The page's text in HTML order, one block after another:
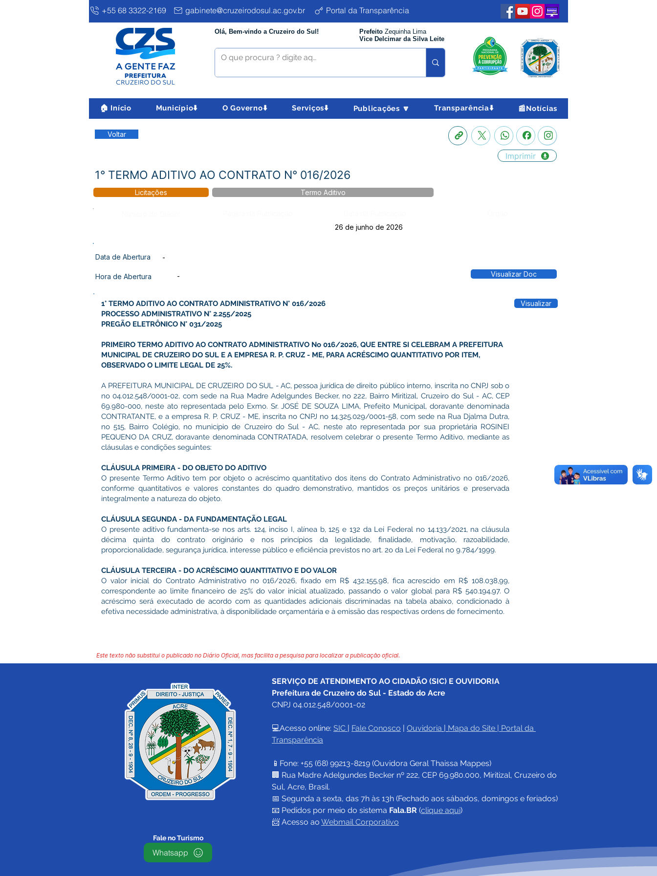
+55 68 3322-2169 gabinete@cruzeirodosul.ac.gov.br Portal da Transparência
Olá, Bem-vindo a Cruzeiro do Sul! Prefeito Zequinha Lima
Vice Delcimar da Silva Leite
🏠 Início Município⬇️ O Governo⬇️ Serviços⬇️ Publicações 🔽 Transparência⬇️ 📰Notícias
Voltar
Imprimir
1° TERMO ADITIVO AO CONTRATO N° 016/2026
Licitações Termo Aditivo
26 de junho de 2026
Data de Abertura -
Hora de Abertura - Visualizar Doc
1° TERMO ADITIVO AO CONTRATO ADMINISTRATIVO N° 016/2026
PROCESSO ADMINISTRATIVO N° 2.255/2025
PREGÃO ELETRÔNICO N° 031/2025
PRIMEIRO TERMO ADITIVO AO CONTRATO ADMINISTRATIVO No 016/2026, QUE ENTRE SI CELEBRAM A PREFEITURA
MUNICIPAL DE CRUZEIRO DO SUL E A EMPRESA R. P. CRUZ - ME, PARA ACRÉSCIMO QUANTITATIVO POR ITEM,
OBSERVADO O LIMITE LEGAL DE 25%.
A PREFEITURA MUNICIPAL DE CRUZEIRO DO SUL - AC, pessoa jurídica de direito público interno, inscrita no CNPJ sob o
no 04.012.548/0001-02, com sede na Rua Madre Adelgundes Becker, no 222, Bairro Miritizal, Cruzeiro do Sul - AC, CEP
69.980-000, neste ato representada pelo Exmo. Sr. JOSÉ DE SOUZA LIMA, Prefeito Municipal, doravante denominada
CONTRATANTE, e a empresa R. P. CRUZ - ME, inscrita no CNPJ no 14.325.029/0001-58, com sede na Rua Djalma Dutra,
no 515, Bairro Colégio, no município de Cruzeiro do Sul - AC, neste ato representada por sua proprietária ROSINEI
PEQUENO DA CRUZ, doravante denominada CONTRATADA, resolvem celebrar o presente Termo Aditivo, mediante as
cláusulas e condições seguintes:
CLÁUSULA PRIMEIRA - DO OBJETO DO ADITIVO
O presente Termo Aditivo tem por objeto o acréscimo quantitativo dos itens do Contrato Administrativo no 016/2026,
conforme quantitativos e valores constantes do quadro demonstrativo, mantidos os preços unitários e preservada
integralmente a natureza do objeto.
CLÁUSULA SEGUNDA - DA FUNDAMENTAÇÃO LEGAL
O presente aditivo fundamenta-se nos arts. 124, inciso I, alínea b, 125 e 132 da Lei Federal no 14.133/2021, na cláusula
décima quinta do contrato originário e nos princípios da legalidade, finalidade, motivação, razoabilidade,
proporcionalidade, segurança jurídica, interesse público e eficiência previstos no art. 2o da Lei Federal no 9.784/1999.
CLÁUSULA TERCEIRA - DO ACRÉSCIMO QUANTITATIVO E DO VALOR
O valor inicial do Contrato Administrativo no 016/2026, fixado em R$ 432.155,98, fica acrescido em R$ 108.038,99,
correspondente ao limite financeiro de 25% do valor inicial atualizado, passando o valor global para R$ 540.194,97. O
acréscimo será executado de acordo com as quantidades adicionais discriminadas na tabela abaixo, condicionado à
efetiva necessidade administrativa, à disponibilidade orçamentária e à emissão das respectivas ordens de fornecimento.
Visualizar
Este texto não substitui o publicado no Diário Oficial, mas facilita a pesquisa para localizar a publicação oficial.
SERVIÇO DE ATENDIMENTO AO CIDADÃO (SIC) E OUVIDORIA
Prefeitura de Cruzeiro do Sul - Estado do Acre
CNPJ 04.012.548/0001-02
💻Acesso online: SIC | Fale Conosco | Ouvidoria | Mapa do Site | Portal da
Transparência
📱Fone: +55 (68) 99213-8219 (Ouvidora Geral Thaissa Mappes)
🏢 Rua Madre Adelgundes Becker nº 222, CEP 69.980.000, Miritizal, Cruzeiro do
Sul, Acre, Brasil.
📅 Segunda a sexta, das 7h às 13h (Fechado aos sábados, domingos e feriados)
📧 Pedidos por meio do sistema Fala.BR (clique aqui)
📨 Acesso ao Webmail Corporativo
Fale no Turismo
Whatsapp